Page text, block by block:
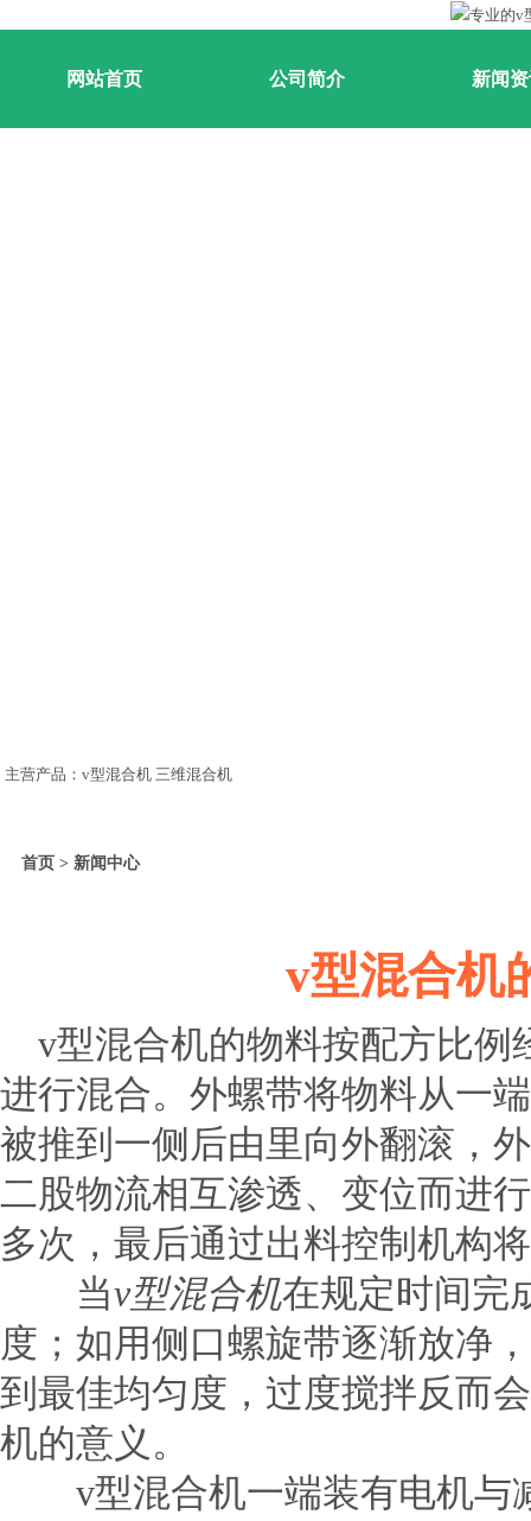
网站首页 公司简介 新闻
主营产品：v型混合机 三维混合机
首页 > 新闻中心
v型混合机
v型混合机的物料按配方比例
进行混合。外螺带将物料从一
被推到一侧后由里向外翻滚，
二股物流相互渗透、变位而进
多次，最后通过出料控制机构
当v型混合机在规定时间完
度；如用侧口螺旋带逐渐放净
到最佳均匀度，过度搅拌反而
机的意义。
v型混合机一端装有电机与